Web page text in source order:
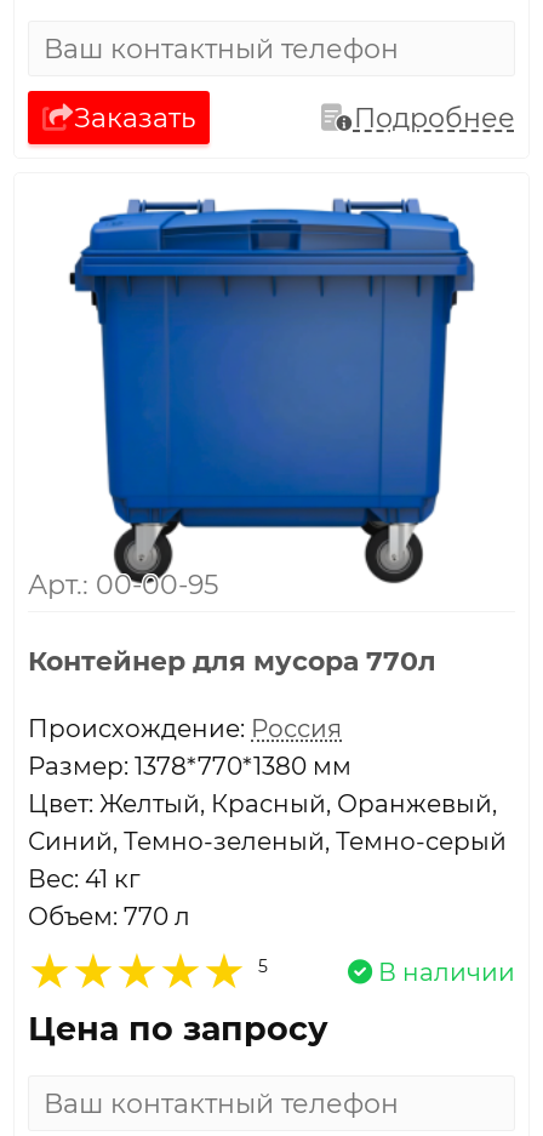
Заказать Подробнее
Арт.: 00-00-95
Контейнер для мусора 770л
Проиcхождение: Россия
Размер: 1378*770*1380 мм
Цвет: Желтый, Красный, Оранжевый,
Синий, Темно-зеленый, Темно-серый
Вес: 41 кг
Объем: 770 л
5 В наличии
Цена по запросу